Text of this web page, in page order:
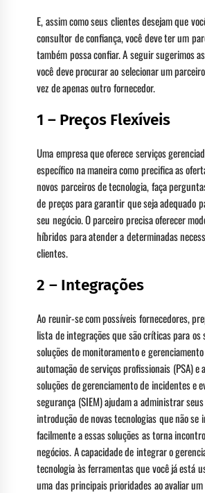
E, assim como seus clientes desejam que
consultor de confiança, você deve ter um
também possa confiar. A seguir sugerimos
você deve procurar ao selecionar um
vez de apenas outro fornecedor.
1 – Preços Flexíveis
Uma empresa que oferece serviços
específico na maneira como precifica as
novos parceiros de tecnologia, faça
de preços para garantir que seja adequado
seu negócio. O parceiro precisa oferecer
híbridos para atender a determinadas
clientes.
2 – Integrações
Ao reunir-se com possíveis fornecedores,
lista de integrações que são críticas para os
soluções de monitoramento e
automação de serviços profissionais (PSA) e
soluções de gerenciamento de incidentes e
segurança (SIEM) ajudam a administrar
introdução de novas tecnologias que não se
facilmente a essas soluções as torna
negócios. A capacidade de integrar o
tecnologia às ferramentas que você já está
uma das principais prioridades ao avaliar